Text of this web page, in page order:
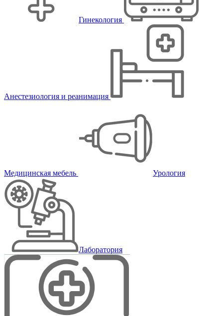
Гинекология
Анестезиология и реанимация
Медицинская мебель Урология
Лаборатория